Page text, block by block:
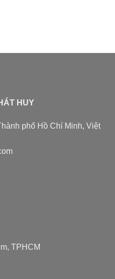
HUY
phố Hồ Chí Minh, Việt
TPHCM